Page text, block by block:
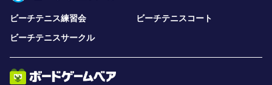
ビーチテニス練習会
ビーチテニスコート
ビーチテニスサークル